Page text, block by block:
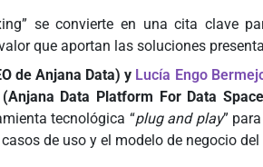
se convierte en una cita clave
que aportan las soluciones
de Anjana Data) y Lucía Engo
(Anjana Data Platform For Data
tecnológica “plug and play”
de uso y el modelo de negocio